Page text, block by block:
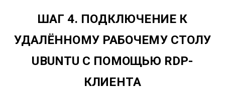
ШАГ 4. ПОДКЛЮЧЕНИЕ К
УДАЛЁННОМУ РАБОЧЕМУ СТОЛУ
UBUNTU С ПОМОЩЬЮ RDP-
КЛИЕНТА